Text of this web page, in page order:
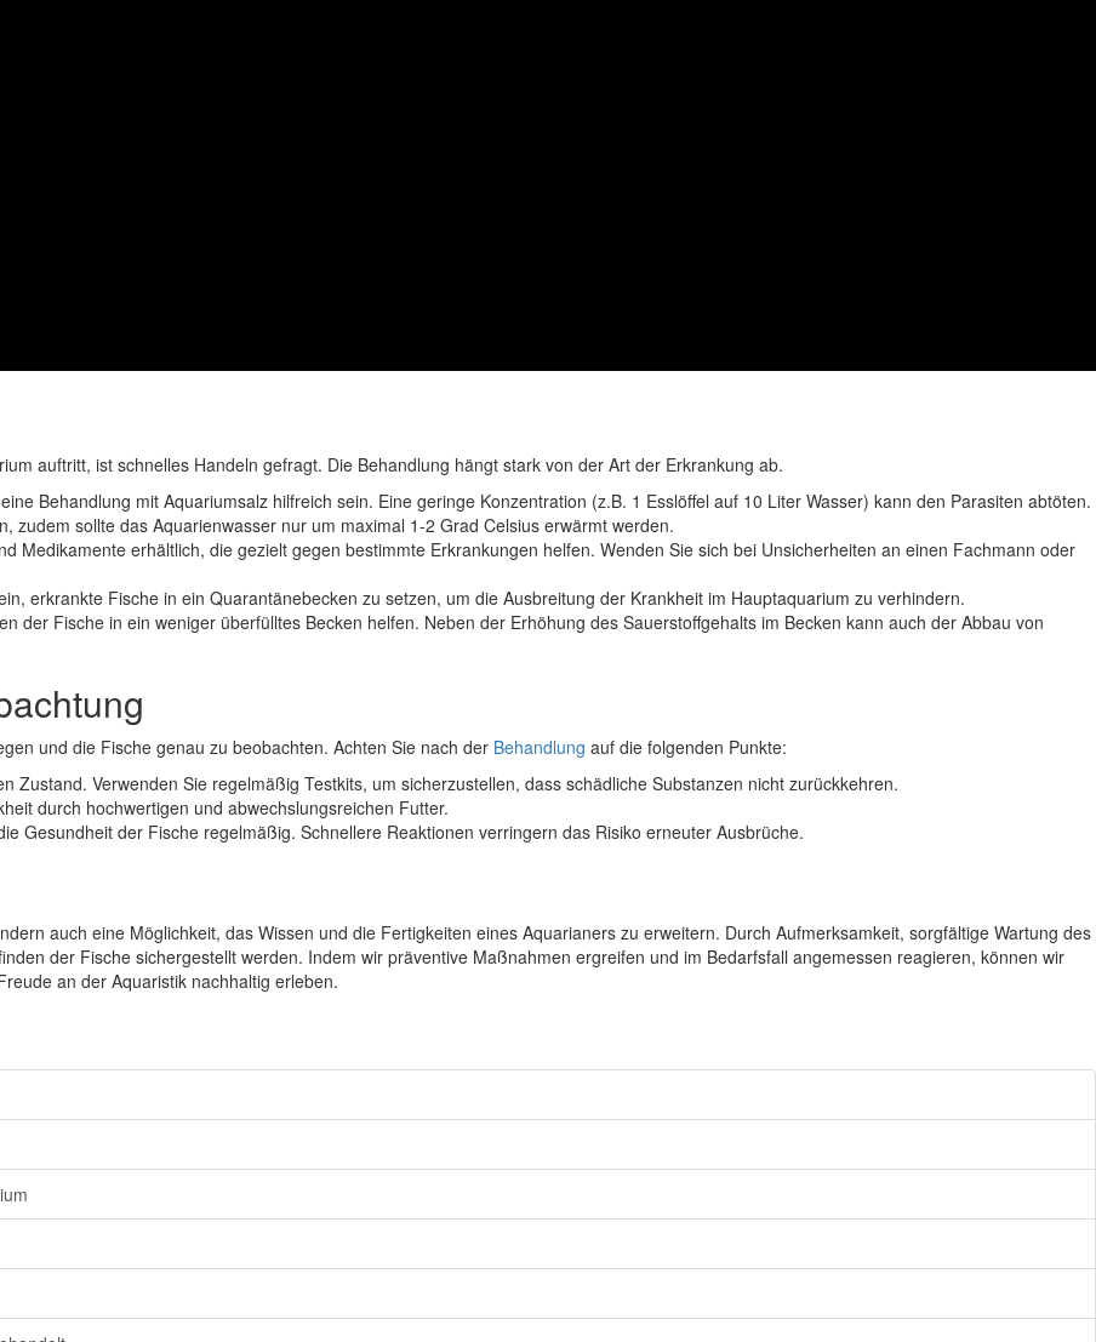
auftritt, ist schnelles Handeln gefragt. Die Behandlung hängt stark von der Art der Erkrankung ab.
Behandlung mit Aquariumsalz hilfreich sein. Eine geringe Konzentration (z.B. 1 Esslöffel auf 10 Liter Wasser) kann den Parasiten abtöten.
zudem sollte das Aquarienwasser nur um maximal 1-2 Grad Celsius erwärmt werden.
Medikamente erhältlich, die gezielt gegen bestimmte Erkrankungen helfen. Wenden Sie sich bei Unsicherheiten an einen Fachmann oder
erkrankte Fische in ein Quarantänebecken zu setzen, um die Ausbreitung der Krankheit im Hauptaquarium zu verhindern.
der Fische in ein weniger überfülltes Becken helfen. Neben der Erhöhung des Sauerstoffgehalts im Becken kann auch der Abbau von
und die Fische genau zu beobachten. Achten Sie nach der Behandlung auf die folgenden Punkte:
Zustand. Verwenden Sie regelmäßig Testkits, um sicherzustellen, dass schädliche Substanzen nicht zurückkehren.
durch hochwertigen und abwechslungsreichen Futter.
Gesundheit der Fische regelmäßig. Schnellere Reaktionen verringern das Risiko erneuter Ausbrüche.
auch eine Möglichkeit, das Wissen und die Fertigkeiten eines Aquarianers zu erweitern. Durch Aufmerksamkeit, sorgfältige Wartung des
der Fische sichergestellt werden. Indem wir präventive Maßnahmen ergreifen und im Bedarfsfall angemessen reagieren, können wir
an der Aquaristik nachhaltig erleben.